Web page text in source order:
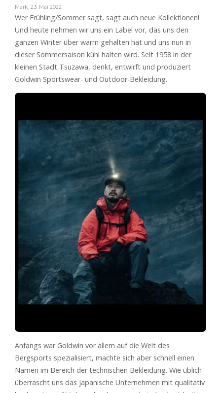
Mark, 23. Mai 2022
Wer Frühling/Sommer sagt, sagt auch neue Kollektionen!
Und heute nehmen wir uns ein Label vor, das uns den
ganzen Winter über warm gehalten hat und uns nun in
dieser Sommersaison kühl halten wird. Seit 1958 in der
kleinen Stadt Tsuzawa, denkt, entwirft und produziert
Goldwin Sportswear- und Outdoor-Bekleidung.
Anfangs war Goldwin vor allem auf die Welt des
Bergsports spezialisiert, machte sich aber schnell einen
Namen im Bereich der technischen Bekleidung. Wie üblich
überrascht uns das japanische Unternehmen mit qualitativ